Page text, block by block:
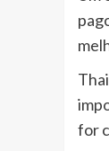
for